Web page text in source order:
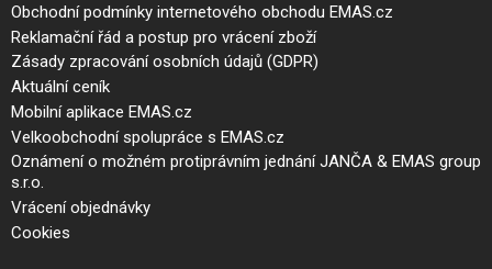
Obchodní podmínky internetového obchodu EMAS.cz
Reklamační řád a postup pro vrácení zboží
Zásady zpracování osobních údajů (GDPR)
Aktuální ceník
Mobilní aplikace EMAS.cz
Velkoobchodní spolupráce s EMAS.cz
Oznámení o možném protiprávním jednání JANČA & EMAS group
s.r.o.
Vrácení objednávky
Cookies